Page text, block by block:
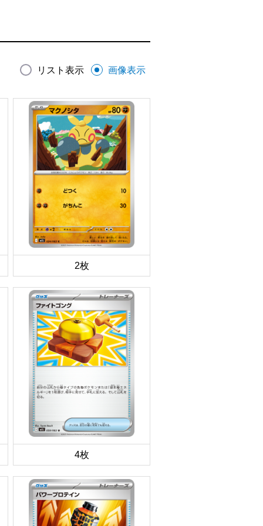
リスト表示 画像表示
2枚
4枚